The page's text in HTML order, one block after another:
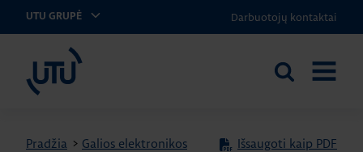
UTU GRUPĖ Darbuotojų kontaktai
UTU Lithuania
Ieškoti
Pradžia > Galios elektronikos
Išsaugoti kaip PDF